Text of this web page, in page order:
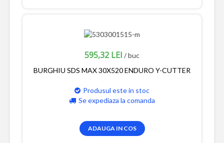
595,32 LEI / buc
BURGHIU SDS MAX 30X520 ENDURO Y-CUTTER
Produsul este in stoc
Se expediaza la comanda
ADAUGA IN COS